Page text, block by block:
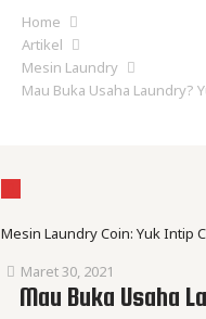
Home
Artikel
Mesin Laundry
Mau Buka Usaha Laundry?
Mesin Laundry Coin: Yuk Intip
Maret 30, 2021
Mau Buka Usaha